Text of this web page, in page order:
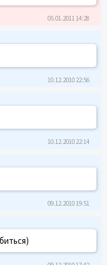
05.01.2011 14:28
10.12.2010 22:56
10.12.2010 22:14
09.12.2010 19:51